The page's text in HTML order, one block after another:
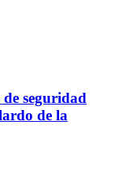
seguridad
de la